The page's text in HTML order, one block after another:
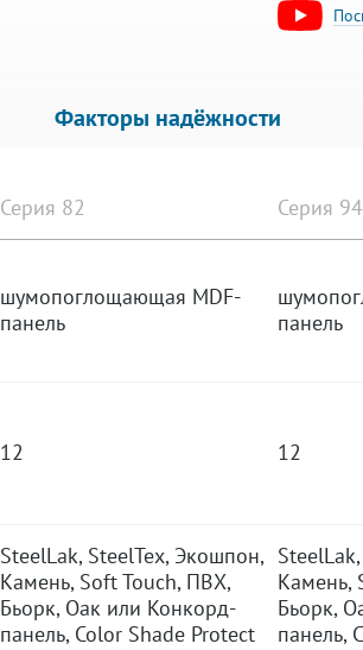
Факторы надёжности
Серия 82
шумопоглощающая MDF-
панель
12
SteelLak, SteelTex, Экошпон,
Камень, Soft Touch, ПВХ,
Бьорк, Оак или Конкорд-
панель, Color Shade Protect
Серия 94
панель
12
Камень,
Бьорк,
панель,